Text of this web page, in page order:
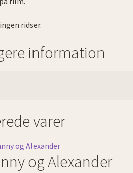
ridser.
information
varer
og Alexander